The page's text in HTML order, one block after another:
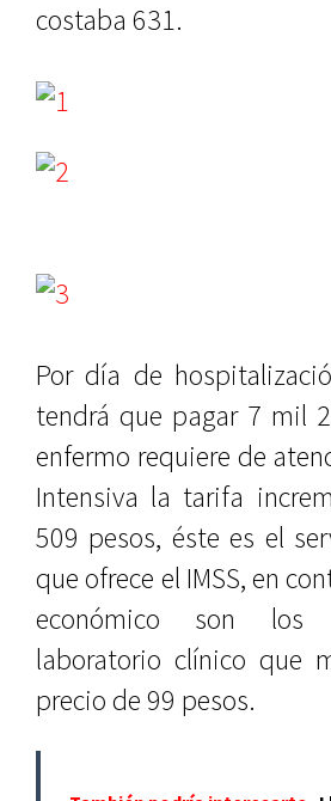
costaba 631.
Por día de
tendrá que pagar 7 mil
enfermo requiere de
Intensiva la tarifa
509 pesos, éste es el
que ofrece el IMSS, en
económico son los
laboratorio clínico que
precio de 99 pesos.